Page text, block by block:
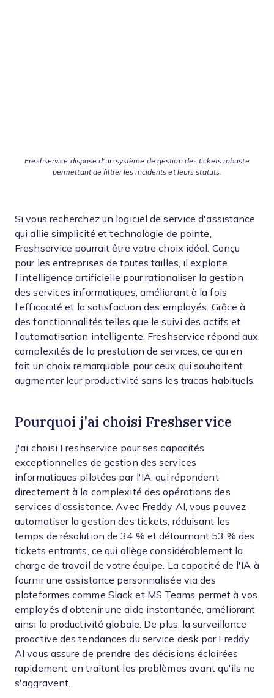
Freshservice dispose d'un système de gestion des tickets robuste
permettant de filtrer les incidents et leurs statuts.
Si vous recherchez un logiciel de service d'assistance
qui allie simplicité et technologie de pointe,
Freshservice pourrait être votre choix idéal. Conçu
pour les entreprises de toutes tailles, il exploite
l'intelligence artificielle pour rationaliser la gestion
des services informatiques, améliorant à la fois
l'efficacité et la satisfaction des employés. Grâce à
des fonctionnalités telles que le suivi des actifs et
l'automatisation intelligente, Freshservice répond aux
complexités de la prestation de services, ce qui en
fait un choix remarquable pour ceux qui souhaitent
augmenter leur productivité sans les tracas habituels.
Pourquoi j'ai choisi Freshservice
J'ai choisi Freshservice pour ses capacités
exceptionnelles de gestion des services
informatiques pilotées par l'IA, qui répondent
directement à la complexité des opérations des
services d'assistance. Avec Freddy AI, vous pouvez
automatiser la gestion des tickets, réduisant les
temps de résolution de 34 % et détournant 53 % des
tickets entrants, ce qui allège considérablement la
charge de travail de votre équipe. La capacité de l'IA à
fournir une assistance personnalisée via des
plateformes comme Slack et MS Teams permet à vos
employés d'obtenir une aide instantanée, améliorant
ainsi la productivité globale. De plus, la surveillance
proactive des tendances du service desk par Freddy
AI vous assure de prendre des décisions éclairées
rapidement, en traitant les problèmes avant qu'ils ne
s'aggravent.